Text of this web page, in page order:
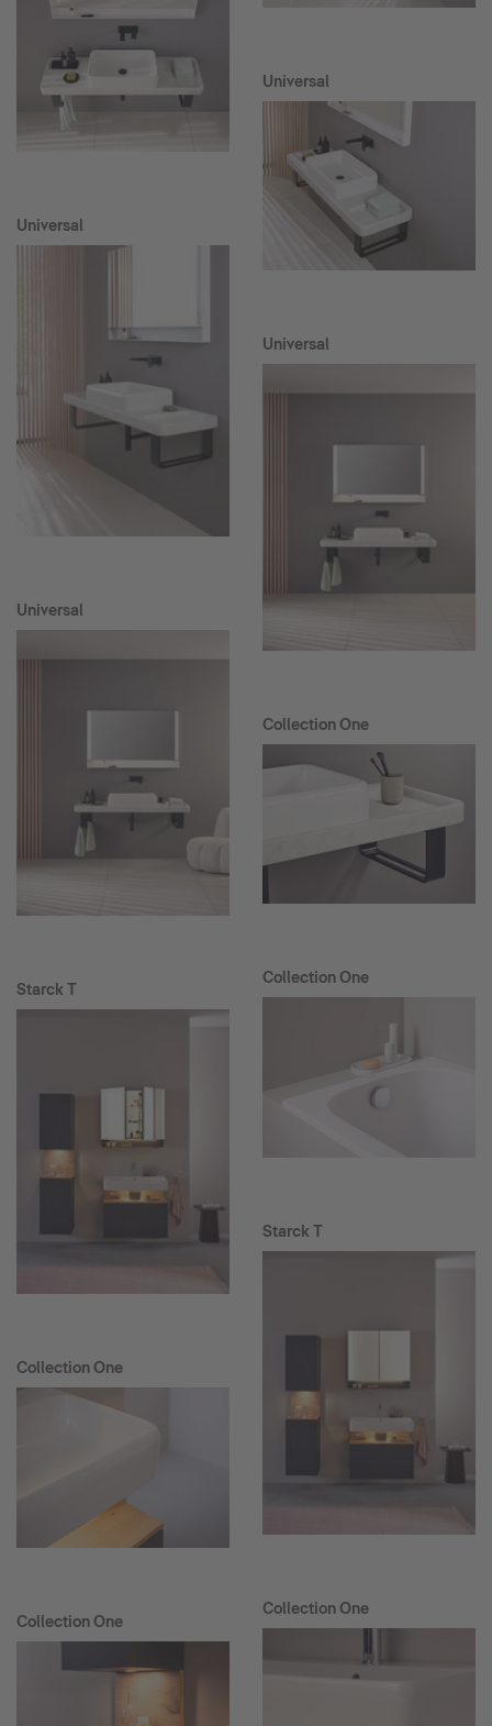
Universal
Universal
Starck T
Collection One
Collection One
Universal
Universal
Collection One
Collection One
Starck T
Collection One